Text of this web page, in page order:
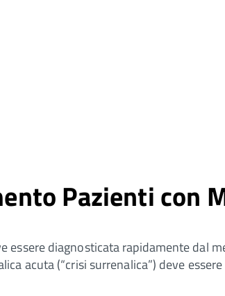
Pazienti con
diagnosticata rapidamente dal
acuta (“crisi surrenalica”) deve